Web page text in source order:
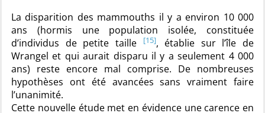
La disparition des mammouths il y a environ 10 000
ans (hormis une population isolée, constituée
d’individus de petite taille
[15], établie sur l’île de
Wrangel et qui aurait disparu il y a seulement 4 000
ans) reste encore mal comprise. De nombreuses
hypothèses ont été avancées sans vraiment faire
l’unanimité.
Cette nouvelle étude met en évidence une carence en